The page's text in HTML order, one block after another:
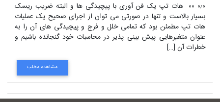
۰٫۰ ۰۰ هات تپ یک فن آوری با پیچیدگی ها و البته ضریب ریسک
بسیار بالاست و تنها در صورتی می توان از اجرای صحیح یک عملیات
هات تپ مطمئن بود که تمامی خلل و فرج و پیچیدگی های آن را به
عنوان متغیرهایی پیش بینی پذیر در محاسبات خود گنجانده باشیم و
خطرات آن […]
مشاهده مطلب